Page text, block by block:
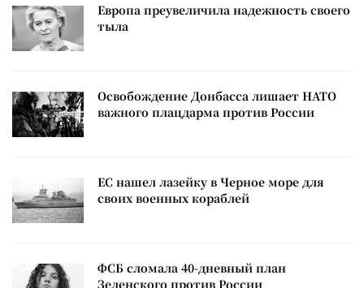
Европа преувеличила надежность своего
тыла
Освобождение Донбасса лишает НАТО
важного плацдарма против России
ЕС нашел лазейку в Черное море для
своих военных кораблей
ФСБ сломала 40-дневный план
Зеленского против России